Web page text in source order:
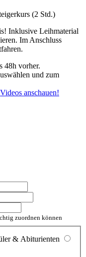
(2 Std.)
Inklusive Leihmaterial
Im Anschluss
48h vorher.
und zum
Videos anschauen!
zuordnen können
& Abiturienten